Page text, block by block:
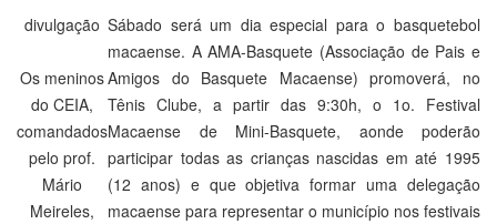
divulgação
Os meninos
do CEIA,
comandados
pelo prof.
Mário
Meireles,
Sábado será um dia especial para o basquetebol
macaense. A AMA-Basquete (Associação de Pais e
Amigos do Basquete Macaense) promoverá, no
Tênis Clube, a partir das 9:30h, o 1o. Festival
Macaense de Mini-Basquete, aonde poderão
participar todas as crianças nascidas em até 1995
(12 anos) e que objetiva formar uma delegação
macaense para representar o município nos festivais